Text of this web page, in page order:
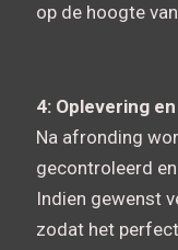
op de hoogte
4: Oplevering
Na afronding
gecontroleerd
Indien gewenst
zodat het